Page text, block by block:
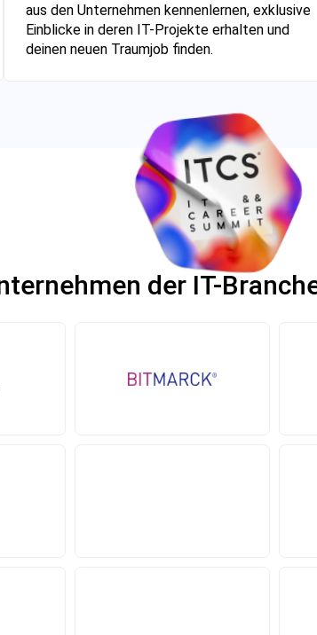
aus den Unternehmen kennenlernen, exklusive
Einblicke in deren IT-Projekte erhalten und
deinen neuen Traumjob finden.
der IT-